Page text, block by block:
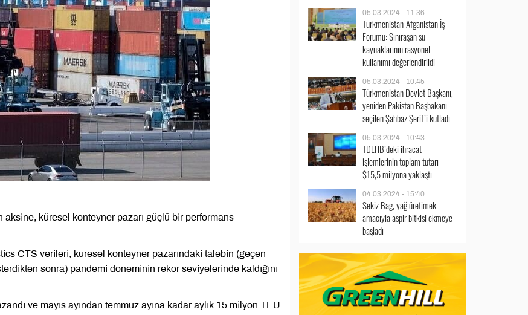
aksine, küresel konteyner pazarı güçlü bir performans
CTS verileri, küresel konteyner pazarındaki talebin (geçen
sonra) pandemi döneminin rekor seviyelerinde kaldığını
ve mayıs ayından temmuz ayına kadar aylık 15 milyon TEU
05.03.2024 - 11:36
Türkmenistan-Afganistan İş
Forumu: Sınıraşan su
kaynaklarının rasyonel
kullanımı değerlendirildi
05.03.2024 - 10:45
Türkmenistan Devlet Başkanı,
yeniden Pakistan Başbakanı
seçilen Şahbaz Şerif’i kutladı
05.03.2024 - 10:43
TDEHB’deki ihracat
işlemlerinin toplam tutarı
$15,5 milyona yaklaştı
04.03.2024 - 15:40
Sekiz Bag, yağ üretimek
amacıyla aspir bitkisi ekmeye
başladı